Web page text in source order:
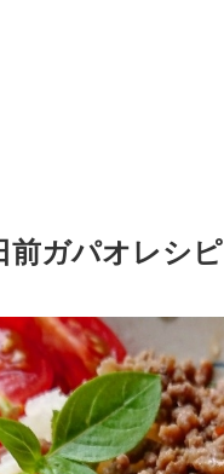
ガパオレシピ